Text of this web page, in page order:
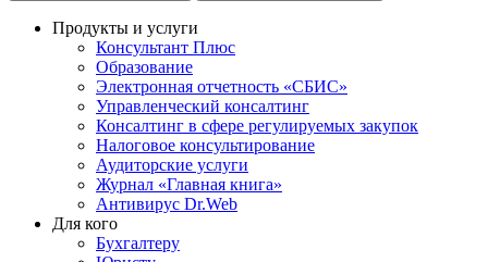
Продукты и услуги
Консультант Плюс
Образование
Электронная отчетность «СБИС»
Управленческий консалтинг
Консалтинг в сфере регулируемых закупок
Налоговое консультирование
Аудиторские услуги
Журнал «Главная книга»
Антивирус Dr.Web
Для кого
Бухгалтеру